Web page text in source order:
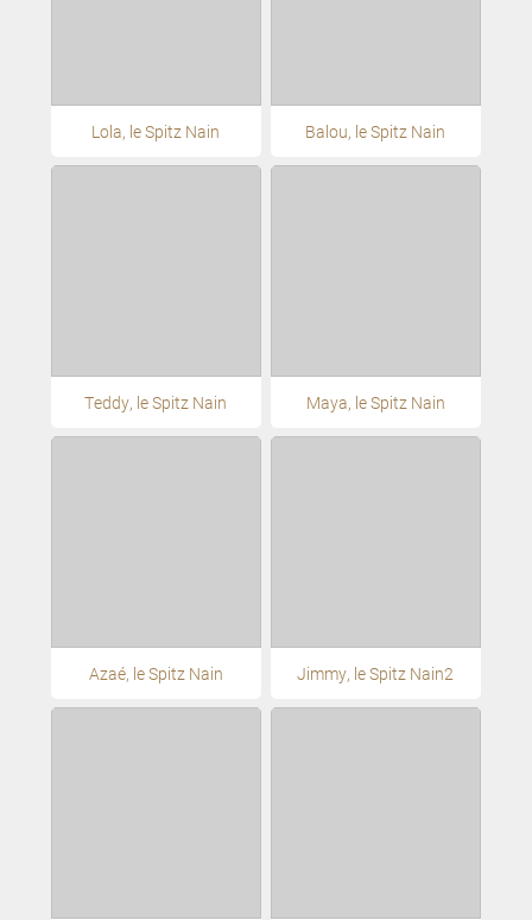
Lola, le Spitz Nain Balou, le Spitz Nain
Teddy, le Spitz Nain Maya, le Spitz Nain
Azaé, le Spitz Nain Jimmy, le Spitz Nain2